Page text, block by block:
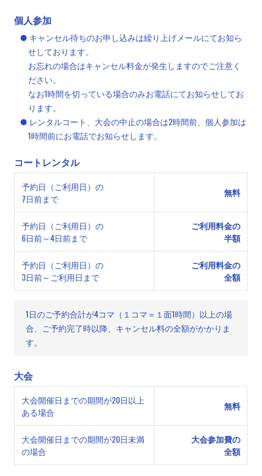
個人参加
● キャンセル待ちのお申し込みは繰り上げメールにてお知ら
せしております。
お忘れの場合はキャンセル料金が発生しますのでご注意く
ださい。
なお1時間を切っている場合のみお電話にてお知らせしてお
ります。
● レンタルコート、大会の中止の場合は2時間前、個人参加は
1時間前にお電話でお知らせします。
コートレンタル
予約日（ご利用日）の
7日前まで
無料
予約日（ご利用日）の
6日前～4日前まで
ご利用料金の
半額
予約日（ご利用日）の
3日前～ご利用日まで
ご利用料金の
全額
1日のご予約合計が4コマ（１コマ＝１面1時間）以上の場
合、ご予約完了時以降、キャンセル料の全額がかかりま
す。
大会
大会開催日までの期間が20日以上
ある場合
無料
大会開催日までの期間が20日未満
の場合
大会参加費の
全額